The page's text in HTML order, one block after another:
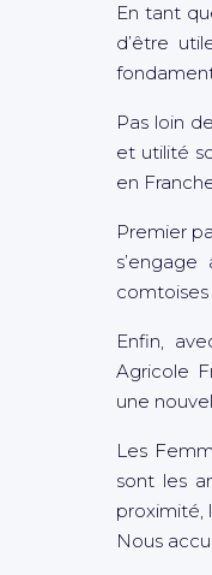
En tant
d’être
Pas loin
et utilité
en
Premier
comtoises
Enfin,
Agricole
une
Les
sont les
proximité,
Nous